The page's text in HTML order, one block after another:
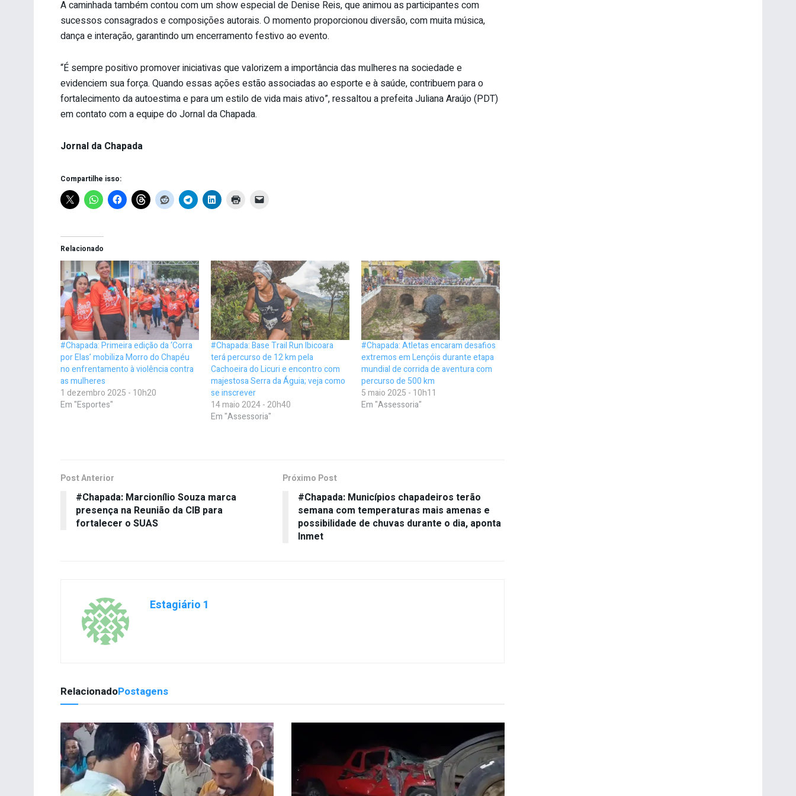
A caminhada também contou com um show especial de Denise Reis, que animou as participantes com
sucessos consagrados e composições autorais. O momento proporcionou diversão, com muita música,
dança e interação, garantindo um encerramento festivo ao evento.
“É sempre positivo promover iniciativas que valorizem a importância das mulheres na sociedade e
evidenciem sua força. Quando essas ações estão associadas ao esporte e à saúde, contribuem para o
fortalecimento da autoestima e para um estilo de vida mais ativo”, ressaltou a prefeita Juliana Araújo (PDT)
em contato com a equipe do Jornal da Chapada.
Jornal da Chapada
Compartilhe isso:
Relacionado
#Chapada: Primeira edição da ‘Corra
por Elas’ mobiliza Morro do Chapéu
no enfrentamento à violência contra
as mulheres
1 dezembro 2025 - 10h20
Em "Esportes"
#Chapada: Base Trail Run Ibicoara
terá percurso de 12 km pela
Cachoeira do Licuri e encontro com
majestosa Serra da Águia; veja como
se inscrever
14 maio 2024 - 20h40
Em "Assessoria"
#Chapada: Atletas encaram desafios
extremos em Lençóis durante etapa
mundial de corrida de aventura com
percurso de 500 km
5 maio 2025 - 10h11
Em "Assessoria"
Post Anterior
#Chapada: Marcionílio Souza marca
presença na Reunião da CIB para
fortalecer o SUAS
Próximo Post
#Chapada: Municípios chapadeiros terão
semana com temperaturas mais amenas e
possibilidade de chuvas durante o dia, aponta
Inmet
Estagiário 1
RelacionadoPostagens